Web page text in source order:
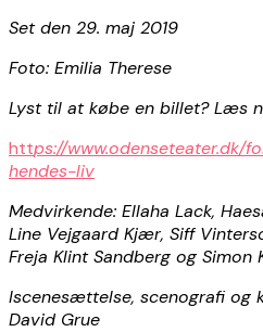
Set den 29. maj 2019
Foto: Emilia Therese
Lyst til at købe en billet? Læs
https://www.odenseteater.dk/
hendes-liv
Medvirkende: Ellaha Lack,
Line Vejgaard Kjær, Siff
Freja Klint Sandberg og Simon
Iscenesættelse, scenografi og
David Grue